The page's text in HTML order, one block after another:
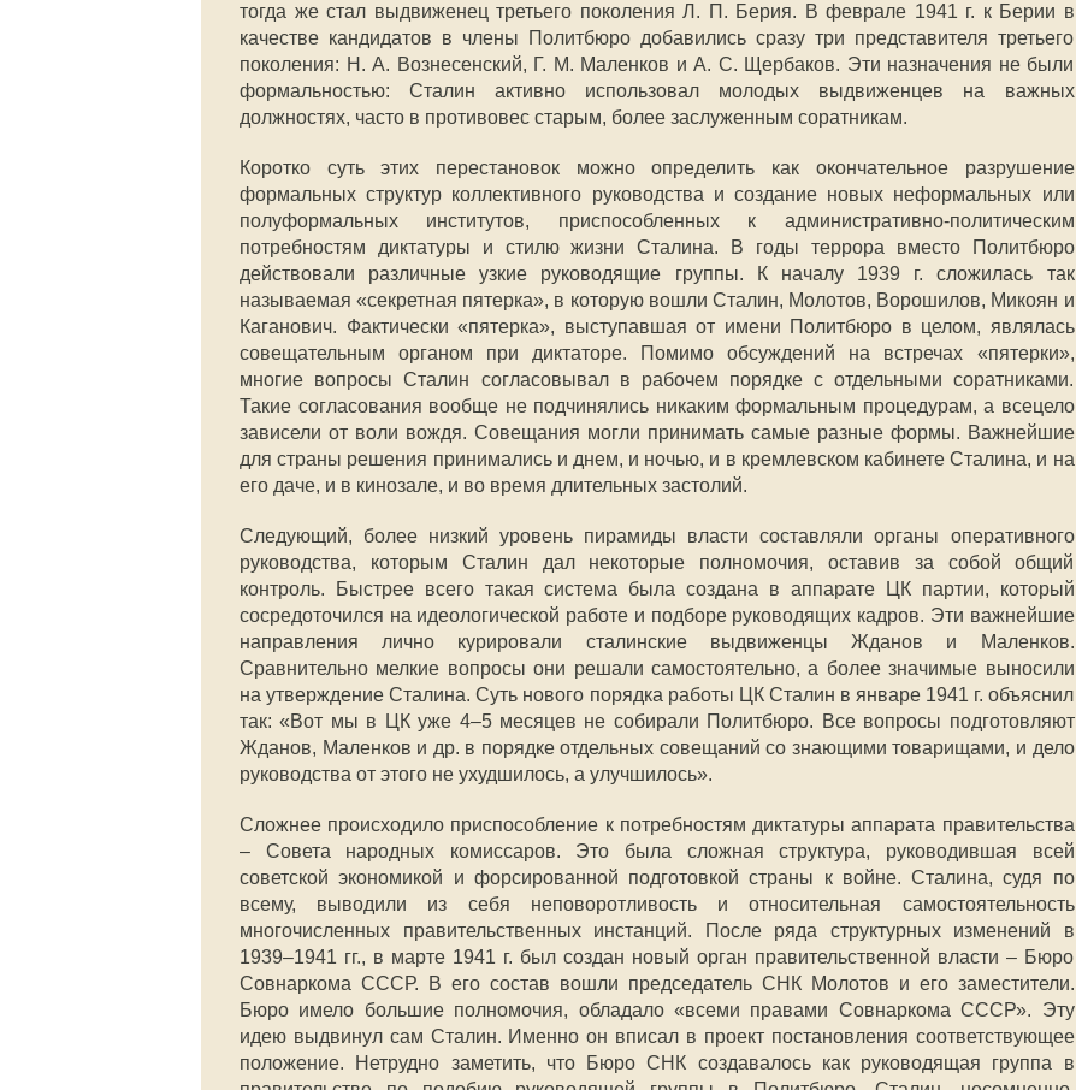
тогда же стал выдвиженец третьего поколения Л. П. Берия. В феврале 1941 г. к Берии в
качестве кандидатов в члены Политбюро добавились сразу три представителя третьего
поколения: Н. А. Вознесенский, Г. М. Маленков и А. С. Щербаков. Эти назначения не были
формальностью: Сталин активно использовал молодых выдвиженцев на важных
должностях, часто в противовес старым, более заслуженным соратникам.
Коротко суть этих перестановок можно определить как окончательное разрушение
формальных структур коллективного руководства и создание новых неформальных или
полуформальных институтов, приспособленных к административно-политическим
потребностям диктатуры и стилю жизни Сталина. В годы террора вместо Политбюро
действовали различные узкие руководящие группы. К началу 1939 г. сложилась так
называемая «секретная пятерка», в которую вошли Сталин, Молотов, Ворошилов, Микоян и
Каганович. Фактически «пятерка», выступавшая от имени Политбюро в целом, являлась
совещательным органом при диктаторе. Помимо обсуждений на встречах «пятерки»,
многие вопросы Сталин согласовывал в рабочем порядке с отдельными соратниками.
Такие согласования вообще не подчинялись никаким формальным процедурам, а всецело
зависели от воли вождя. Совещания могли принимать самые разные формы. Важнейшие
для страны решения принимались и днем, и ночью, и в кремлевском кабинете Сталина, и на
его даче, и в кинозале, и во время длительных застолий.
Следующий, более низкий уровень пирамиды власти составляли органы оперативного
руководства, которым Сталин дал некоторые полномочия, оставив за собой общий
контроль. Быстрее всего такая система была создана в аппарате ЦК партии, который
сосредоточился на идеологической работе и подборе руководящих кадров. Эти важнейшие
направления лично курировали сталинские выдвиженцы Жданов и Маленков.
Сравнительно мелкие вопросы они решали самостоятельно, а более значимые выносили
на утверждение Сталина. Суть нового порядка работы ЦК Сталин в январе 1941 г. объяснил
так: «Вот мы в ЦК уже 4–5 месяцев не собирали Политбюро. Все вопросы подготовляют
Жданов, Маленков и др. в порядке отдельных совещаний со знающими товарищами, и дело
руководства от этого не ухудшилось, а улучшилось».
Сложнее происходило приспособление к потребностям диктатуры аппарата правительства
– Совета народных комиссаров. Это была сложная структура, руководившая всей
советской экономикой и форсированной подготовкой страны к войне. Сталина, судя по
всему, выводили из себя неповоротливость и относительная самостоятельность
многочисленных правительственных инстанций. После ряда структурных изменений в
1939–1941 гг., в марте 1941 г. был создан новый орган правительственной власти – Бюро
Совнаркома СССР. В его состав вошли председатель СНК Молотов и его заместители.
Бюро имело большие полномочия, обладало «всеми правами Совнаркома СССР». Эту
идею выдвинул сам Сталин. Именно он вписал в проект постановления соответствующее
положение. Нетрудно заметить, что Бюро СНК создавалось как руководящая группа в